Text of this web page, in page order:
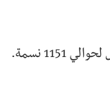
نسمة.